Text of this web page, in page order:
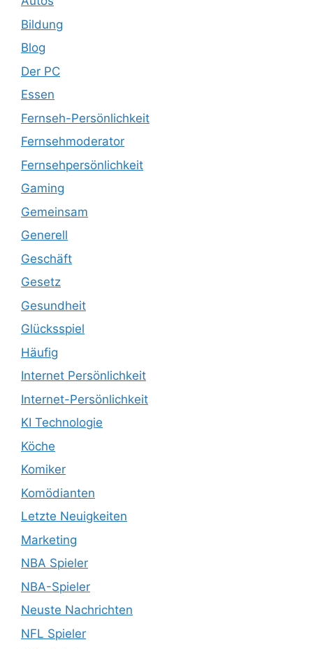
Bildung
Blog
Der PC
Essen
Fernseh-Persönlichkeit
Fernsehmoderator
Fernsehpersönlichkeit
Gaming
Gemeinsam
Generell
Geschäft
Gesetz
Gesundheit
Glücksspiel
Häufig
Internet Persönlichkeit
Internet-Persönlichkeit
KI Technologie
Köche
Komiker
Komödianten
Letzte Neuigkeiten
Marketing
NBA Spieler
NBA-Spieler
Neuste Nachrichten
NFL Spieler